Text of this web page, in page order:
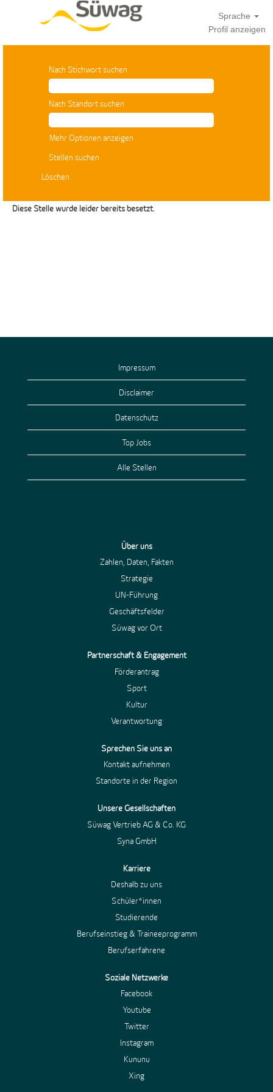
Sprache
Profil anzeigen
Nach Stichwort suchen
Nach Standort suchen
Mehr Optionen anzeigen
Löschen
Diese Stelle wurde leider bereits besetzt.
Impressum
Disclaimer
Datenschutz
Top Jobs
Alle Stellen
Über uns
Zahlen, Daten, Fakten
Strategie
UN-Führung
Geschäftsfelder
Süwag vor Ort
Partnerschaft & Engagement
Förderantrag
Sport
Kultur
Verantwortung
Sprechen Sie uns an
Kontakt aufnehmen
Standorte in der Region
Unsere Gesellschaften
Süwag Vertrieb AG & Co. KG
Syna GmbH
Karriere
Deshalb zu uns
Schüler*innen
Studierende
Berufseinstieg & Traineeprogramm
Berufserfahrene
Soziale Netzwerke
Facebook
Youtube
Twitter
Instagram
Kununu
Xing